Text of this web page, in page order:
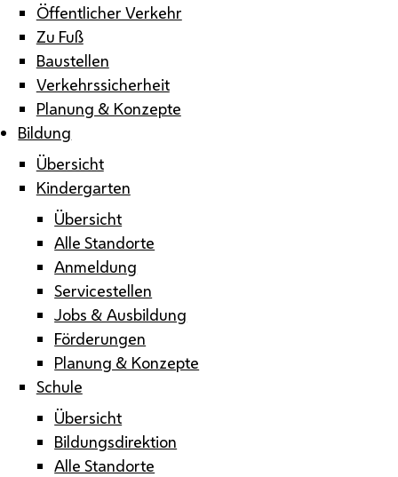
Öffentlicher Verkehr
Zu Fuß
Baustellen
Verkehrssicherheit
Planung & Konzepte
Bildung
Übersicht
Kindergarten
Übersicht
Alle Standorte
Anmeldung
Servicestellen
Jobs & Ausbildung
Förderungen
Planung & Konzepte
Schule
Übersicht
Bildungsdirektion
Alle Standorte